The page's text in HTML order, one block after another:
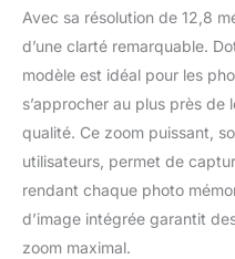
Avec sa résolution de 12,8
d’une clarté remarquable.
modèle est idéal pour les
s’approcher au plus près de
qualité. Ce zoom puissant,
utilisateurs, permet de
rendant chaque photo
d’image intégrée garantit
zoom maximal.